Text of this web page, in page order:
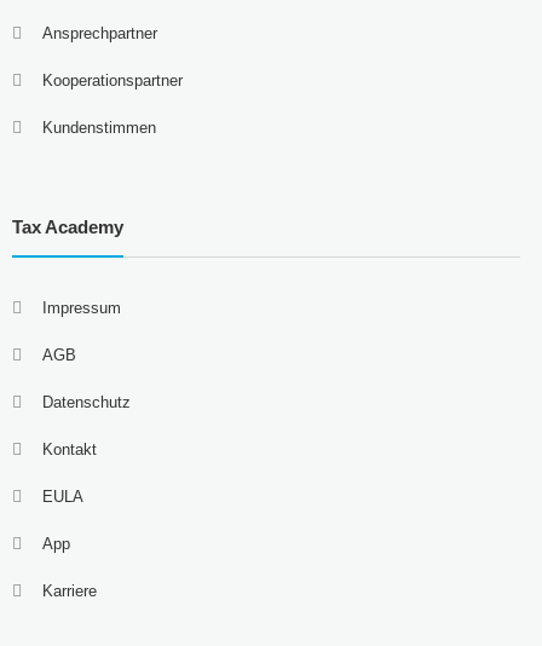
Ansprechpartner
Kooperationspartner
Kundenstimmen
Tax Academy
Impressum
AGB
Datenschutz
Kontakt
EULA
App
Karriere